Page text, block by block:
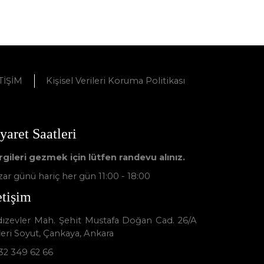
Kişisel Verileri Koruma Politikası
Saatleri
gezmek için lütfen randevu alınız.
günü hariç her gün 11:00 - 18:00
Mah. Şehit Mustafa Doğan Cad. 26/A
Soyut, Çankaya, Ankara
349 62 66